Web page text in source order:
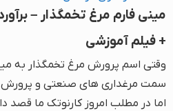
مینی فارم مرغ تخمگذار –
+ فیلم آموزشی
وقتی اسم پرورش مرغ تخمگذار به
سمت مرغداری های صنعتی و پرورش
اما در مطلب امروز کارنوتک ما قصد